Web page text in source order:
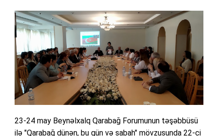
23-24 may Beynəlxalq Qarabağ Forumunun təşəbbüsü
ilə "Qarabağ dünən, bu gün və sabah" mövzusunda 22-ci